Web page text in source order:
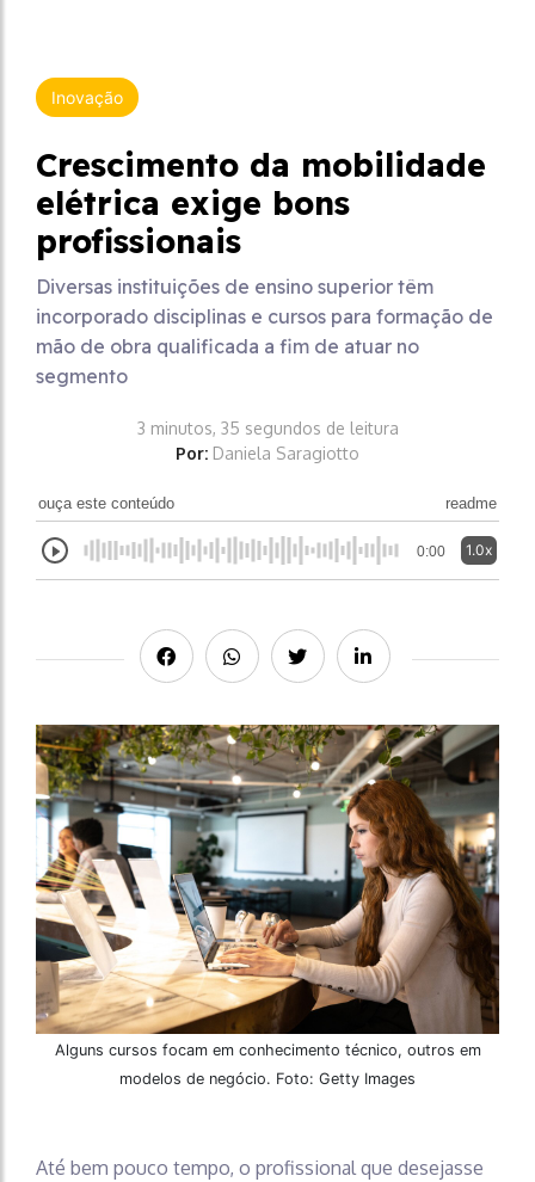
Inovação
Crescimento da mobilidade
elétrica exige bons
profissionais
Diversas instituições de ensino superior têm
incorporado disciplinas e cursos para formação de
mão de obra qualificada a fim de atuar no
segmento
3 minutos, 35 segundos de leitura
Por: Daniela Saragiotto
ouça este conteúdo readme
0:00 1.0x
Alguns cursos focam em conhecimento técnico, outros em
modelos de negócio. Foto: Getty Images
Até bem pouco tempo, o profissional que desejasse